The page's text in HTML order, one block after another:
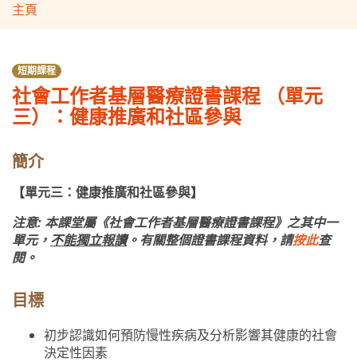
主頁
短期課程
社會工作者基層醫療證書課程 （單元
三）：健康推廣和社區參與
簡介
【單元三：健康推廣和社區參與】
注意: 本課堂屬《社會工作者基層醫療證書課程》之其中一
單元， 不能獨立報讀。 有關整個證書課程資料，請按此查
閱。
目標
初步認識如何預防慢性疾病及分析影響其健康的社會
決定性因素